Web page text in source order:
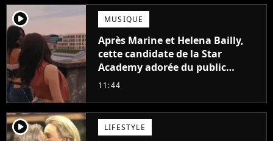
player2 MUSIQUE
Après Marine et Helena Bailly,
cette candidate de la Star
Academy adorée du public
annonce son premier album,
11:44
player2 LIFESTYLE